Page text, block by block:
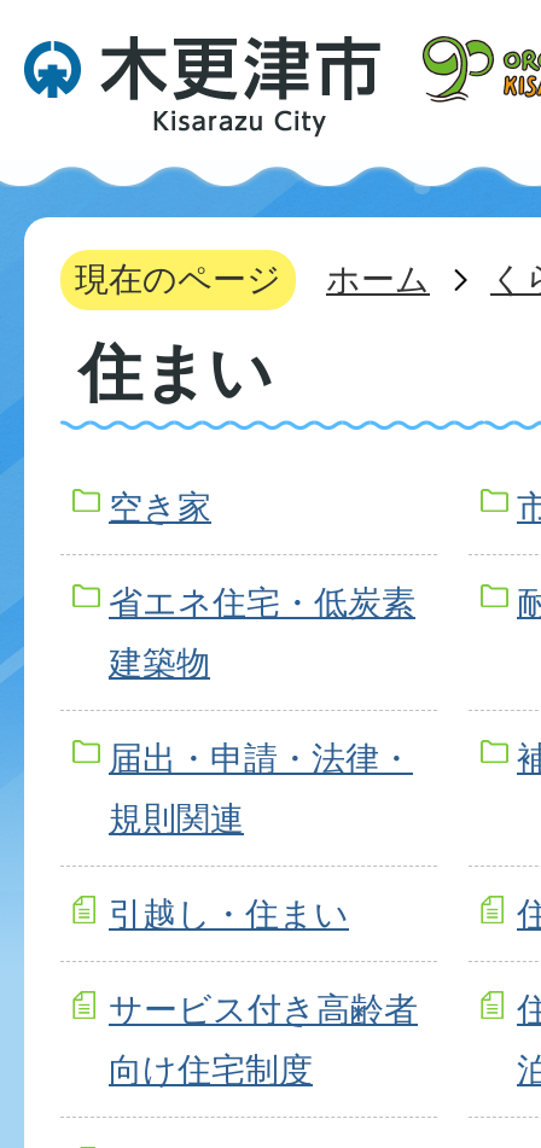
現在のページ ホーム く
住まい
空き家
省エネ住宅・低炭素
建築物
届出・申請・法律・
規則関連
引越し・住まい
サービス付き高齢者
向け住宅制度